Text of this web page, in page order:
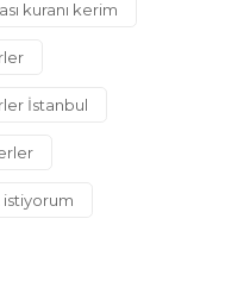
kuranı kerim
İstanbul
istiyorum